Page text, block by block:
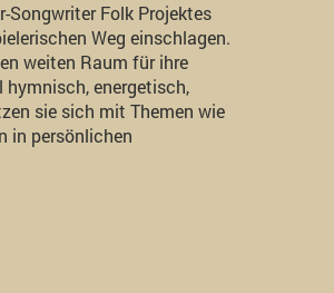
Songwriter Folk Projektes
Weg einschlagen.
weiten Raum für ihre
energetisch,
sie sich mit Themen wie
in persönlichen